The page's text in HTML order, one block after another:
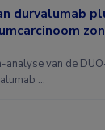
durvalumab
analyse van de
…